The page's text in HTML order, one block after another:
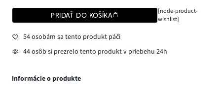
PRIDAŤ DO KOŠÍKA
[node-product-
wishlist]
54 osobám sa tento produkt páči
44 osôb si prezrelo tento produkt v priebehu 24h
Informácie o produkte